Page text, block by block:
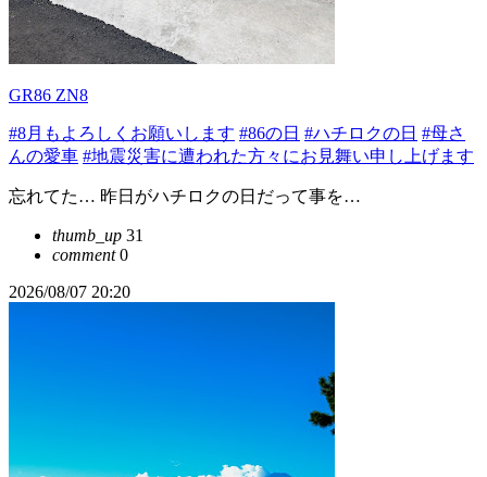
GR86 ZN8
#8月もよろしくお願いします #86の日 #ハチロクの日 #母さ
んの愛車 #地震災害に遭われた方々にお見舞い申し上げます
忘れてた… 昨日がハチロクの日だって事を…
thumb_up 31
comment0
2026/08/07 20:20